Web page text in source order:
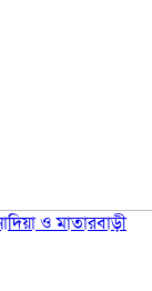
ও মাতারবাড়ী